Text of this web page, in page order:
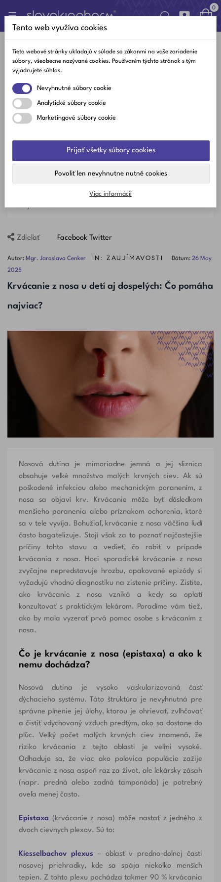

0
Toggle
navigation
☰

Najnovšie články
Obľúbené články
Vitamíny a minerály
Zdravý žitovný štýl
Zaujímavosti
Zdieľať Facebook Twitter
Autor: Mgr. Jaroslava Cenker IN: ZAUJÍMAVOSTI Dátum: 26 May
2025
Krvácanie z nosa u detí aj dospelých: Čo pomáha
najviac?
Nosová dutina je mimoriadne jemná a jej sliznica
obsahuje veľké množstvo malých krvných ciev. Ak sú
poškodené infekciou alebo mechanickým poranením, z
nosa sa objaví krv. Krvácanie môže byť dôsledkom
menšieho poranenia alebo príznakom ochorenia, ktoré
sa v tele vyvíja. Bohužiaľ, krvácanie z nosa väčšina ľudí
často bagatelizuje. Stojí však za to poznať najčastejšie
príčiny tohto stavu a vedieť, čo robiť v prípade
krvácania z nosa. Hoci sporadické krvácanie z nosa
zvyčajne nepredstavuje hrozbu, opakované epizódy si
vyžadujú vhodnú diagnostiku na zistenie príčiny. Zistite,
ako krvácanie z nosa vzniká a kedy sa oplatí
konzultovať s praktickým lekárom. Poradíme vám tiež,
ako by mala vyzerať prvá pomoc osobe s krvácaním z
nosa.
Čo je krvácanie z nosa (epistaxa) a ako k
nemu dochádza?
Nosová dutina je vysoko vaskularizovaná časť
dýchacieho systému. Táto štruktúra je nevyhnutná pre
správne plnenie jej úlohy, ktorou je ohrievať, zvlhčovať
a čistiť vdychovaný vzduch predtým, ako sa dostane do
pľúc. Veľký počet malých krvných ciev znamená, že
riziko krvácania z tejto oblasti je veľmi vysoké.
Odhaduje sa, že viac ako polovica populácie zažije
krvácanie z nosa aspoň raz za život, ale lekársky zásah
(napr. predná alebo zadná tamponáda) je potrebný
oveľa menej často.
Epistaxa (krvácanie z nosa) môže nastať z jedného z
dvoch cievnych plexov. Sú to:
Kiesselbachov plexus – oblasť v predno-dolnej časti
nosovej priehradky, kde sa spája niekoľko menších
tepien. Z tohto plexu pochádza takmer 90 % krvácania
Tento web využíva cookies
Tieto webové stránky ukladajú v súlade so zákonmi na vaše zariadenie
súbory, všeobecne nazývané cookies. Používaním týchto stránok s tým
vyjadrujete súhlas.
Nevyhnutné súbory cookie
Analytické súbory cookie
Marketingové súbory cookie
Prijať všetky súbory cookies
Povoliť len nevyhnutne nutné cookies
Viac informácií